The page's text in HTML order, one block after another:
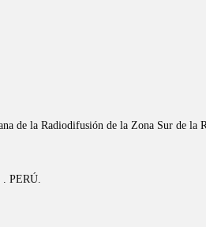
de la Radiodifusión de la Zona Sur de la
. PERÚ.